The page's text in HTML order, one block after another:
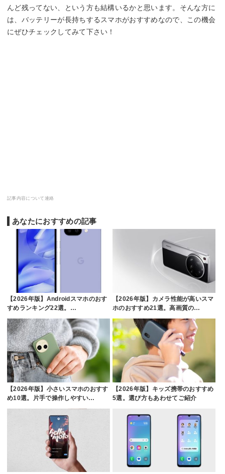
んど残ってない、という方も結構いるかと思います。そんな方に
は、バッテリーが長持ちするスマホがおすすめなので、この機会
にぜひチェックしてみて下さい！
記事内容について連絡
あなたにおすすめの記事
【2026年版】Androidスマホのおす
すめランキング22選。…
【2026年版】カメラ性能が高いスマ
ホのおすすめ21選。高画質の…
【2026年版】小さいスマホのおすす
め10選。片手で操作しやすい…
【2026年版】キッズ携帯のおすすめ
5選。選び方もあわせてご紹介